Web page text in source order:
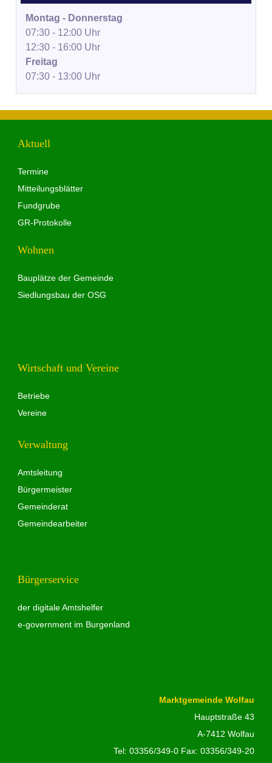
Montag - Donnerstag
07:30 - 12:00 Uhr
12:30 - 16:00 Uhr
Freitag
07:30 - 13:00 Uhr
Aktuell
Termine
Mitteilungsblätter
Fundgrube
GR-Protokolle
Wohnen
Bauplätze der Gemeinde
Siedlungsbau der OSG
Wirtschaft und Vereine
Betriebe
Vereine
Verwaltung
Amtsleitung
Bürgermeister
Gemeinderat
Gemeindearbeiter
Bürgerservice
der digitale Amtshelfer
e-government im Burgenland
Marktgemeinde Wolfau
Hauptstraße 43
A-7412 Wolfau
Tel:03356/349-0 Fax: 03356/349-20